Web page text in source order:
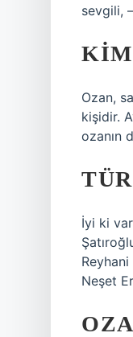
sevgili,
Ozan,
kişidir.
ozanın
İyi ki
Neşet